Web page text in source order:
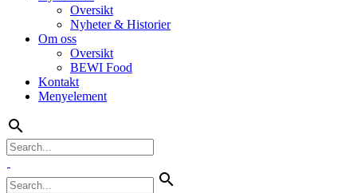
Oversikt
Nyheter & Historier
Om oss
Oversikt
BEWI Food
Kontakt
Menyelement
search
search